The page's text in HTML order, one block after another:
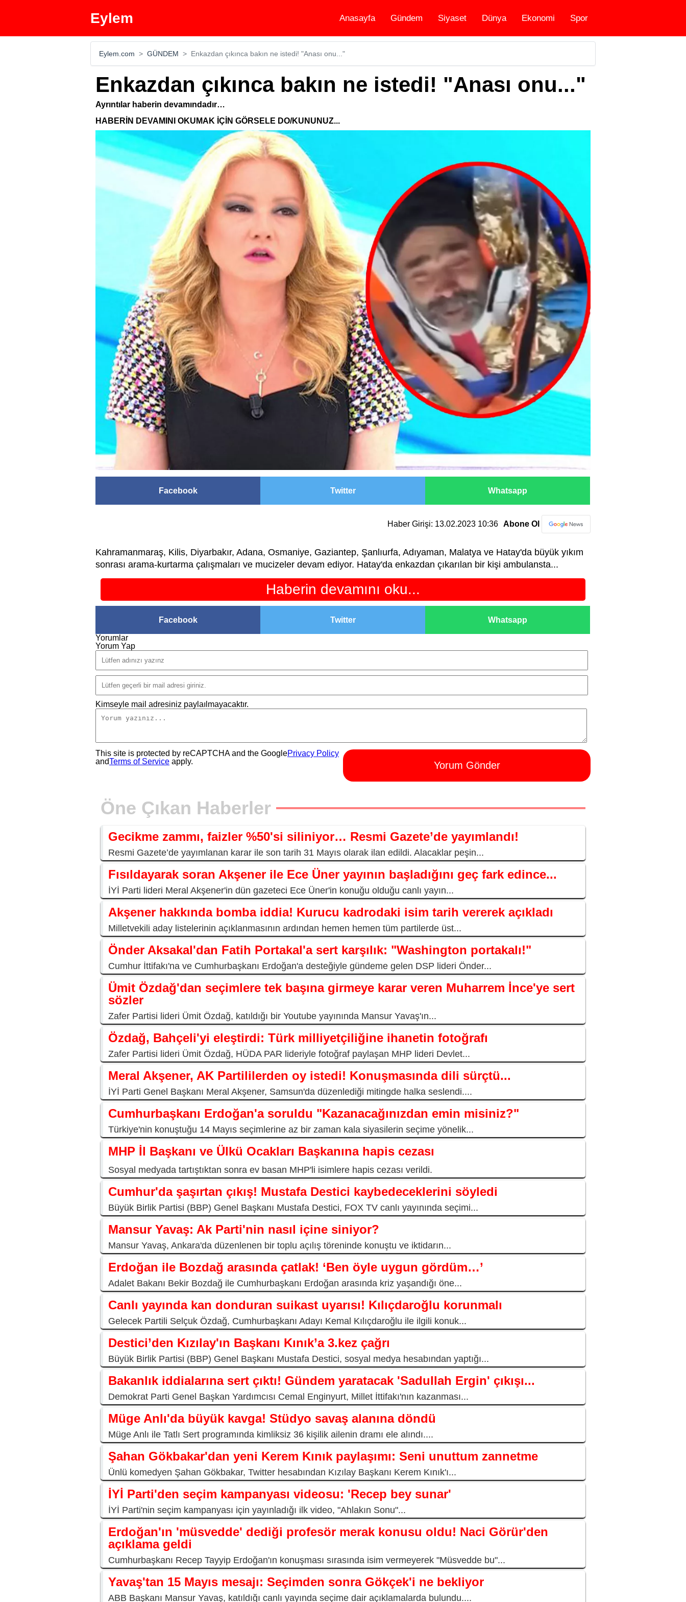
Eylem Anasayfa Gündem Siyaset Dünya Ekonomi Spor
Eylem.com GÜNDEM Enkazdan çıkınca bakın ne istedi! "Anası onu..."
Enkazdan çıkınca bakın ne istedi! "Anası onu..."
Ayrıntılar haberin devamındadır…
HABERİN DEVAMINI OKUMAK İÇİN GÖRSELE DO/KUNUNUZ...
Facebook Twitter Whatsapp
Haber Girişi: 13.02.2023 10:36 Abone Ol
Kahramanmaraş, Kilis, Diyarbakır, Adana, Osmaniye, Gaziantep, Şanlıurfa, Adıyaman, Malatya ve Hatay'da büyük yıkım
sonrası arama-kurtarma çalışmaları ve mucizeler devam ediyor. Hatay'da enkazdan çıkarılan bir kişi ambulansta...
Haberin devamını oku...
Facebook Twitter Whatsapp
Yorumlar
Yorum Yap
Kimseyle mail adresiniz paylaılmayacaktır.
Yorum Gönder
This site is protected by reCAPTCHA and the GooglePrivacy Policy
andTerms of Service apply.
Öne Çıkan Haberler
Gecikme zammı, faizler %50'si siliniyor… Resmi Gazete’de yayımlandı!
Resmi Gazete’de yayımlanan karar ile son tarih 31 Mayıs olarak ilan edildi. Alacaklar peşin...
Fısıldayarak soran Akşener ile Ece Üner yayının başladığını geç fark edince...
İYİ Parti lideri Meral Akşener'in dün gazeteci Ece Üner'in konuğu olduğu canlı yayın...
Akşener hakkında bomba iddia! Kurucu kadrodaki isim tarih vererek açıkladı
Milletvekili aday listelerinin açıklanmasının ardından hemen hemen tüm partilerde üst...
Önder Aksakal'dan Fatih Portakal'a sert karşılık: "Washington portakalı!"
Cumhur İttifakı'na ve Cumhurbaşkanı Erdoğan'a desteğiyle gündeme gelen DSP lideri Önder...
Ümit Özdağ'dan seçimlere tek başına girmeye karar veren Muharrem İnce'ye sert
sözler
Zafer Partisi lideri Ümit Özdağ, katıldığı bir Youtube yayınında Mansur Yavaş'ın...
Özdağ, Bahçeli'yi eleştirdi: Türk milliyetçiliğine ihanetin fotoğrafı
Zafer Partisi lideri Ümit Özdağ, HÜDA PAR lideriyle fotoğraf paylaşan MHP lideri Devlet...
Meral Akşener, AK Partililerden oy istedi! Konuşmasında dili sürçtü...
İYİ Parti Genel Başkanı Meral Akşener, Samsun'da düzenlediği mitingde halka seslendi....
Cumhurbaşkanı Erdoğan'a soruldu "Kazanacağınızdan emin misiniz?"
Türkiye'nin konuştuğu 14 Mayıs seçimlerine az bir zaman kala siyasilerin seçime yönelik...
MHP İl Başkanı ve Ülkü Ocakları Başkanına hapis cezası
Sosyal medyada tartıştıktan sonra ev basan MHP'li isimlere hapis cezası verildi.
Cumhur'da şaşırtan çıkış! Mustafa Destici kaybedeceklerini söyledi
Büyük Birlik Partisi (BBP) Genel Başkanı Mustafa Destici, FOX TV canlı yayınında seçimi...
Mansur Yavaş: Ak Parti'nin nasıl içine siniyor?
Mansur Yavaş, Ankara'da düzenlenen bir toplu açılış töreninde konuştu ve iktidarın...
Erdoğan ile Bozdağ arasında çatlak! ‘Ben öyle uygun gördüm…’
Adalet Bakanı Bekir Bozdağ ile Cumhurbaşkanı Erdoğan arasında kriz yaşandığı öne...
Canlı yayında kan donduran suikast uyarısı! Kılıçdaroğlu korunmalı
Gelecek Partili Selçuk Özdağ, Cumhurbaşkanı Adayı Kemal Kılıçdaroğlu ile ilgili konuk...
Destici’den Kızılay'ın Başkanı Kınık’a 3.kez çağrı
Büyük Birlik Partisi (BBP) Genel Başkanı Mustafa Destici, sosyal medya hesabından yaptığı...
Bakanlık iddialarına sert çıktı! Gündem yaratacak 'Sadullah Ergin' çıkışı...
Demokrat Parti Genel Başkan Yardımcısı Cemal Enginyurt, Millet İttifakı'nın kazanması...
Müge Anlı'da büyük kavga! Stüdyo savaş alanına döndü
Müge Anlı ile Tatlı Sert programında kimliksiz 36 kişilik ailenin dramı ele alındı....
Şahan Gökbakar'dan yeni Kerem Kınık paylaşımı: Seni unuttum zannetme
Ünlü komedyen Şahan Gökbakar, Twitter hesabından Kızılay Başkanı Kerem Kınık'ı...
İYİ Parti'den seçim kampanyası videosu: 'Recep bey sunar'
İYİ Parti'nin seçim kampanyası için yayınladığı ilk video, "Ahlakın Sonu"...
Erdoğan'ın 'müsvedde' dediği profesör merak konusu oldu! Naci Görür'den
açıklama geldi
Cumhurbaşkanı Recep Tayyip Erdoğan'ın konuşması sırasında isim vermeyerek "Müsvedde bu"...
Yavaş'tan 15 Mayıs mesajı: Seçimden sonra Gökçek'i ne bekliyor
ABB Başkanı Mansur Yavaş, katıldığı canlı yayında seçime dair açıklamalarda bulundu....